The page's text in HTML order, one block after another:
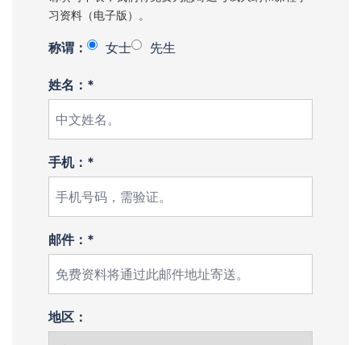
习资料（电子版）。
称谓： 女士 先生
姓名：*
手机：*
邮件：*
地区：